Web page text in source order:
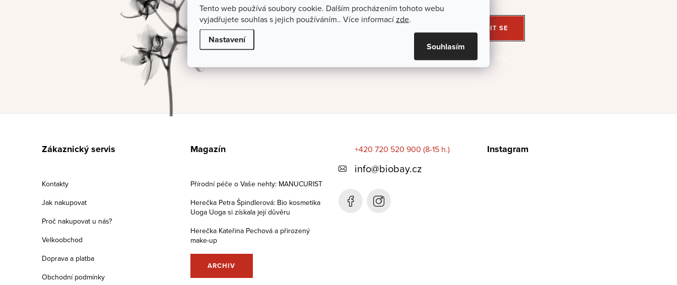
Tento web používá soubory cookie. Dalším procházením tohoto webu
vyjadřujete souhlas s jejich používáním.. Více informacízde.
Nastavení
Souhlasím
podmínkami ochrany osobních údajů
PŘIHLÁSIT SE
Zákaznický servis
Kontakty
Jak nakupovat
Proč nakupovat u nás?
Velkoobchod
Doprava a platba
Obchodní podmínky
Magazín
Přírodní péče o Vaše nehty: MANUCURIST
Herečka Petra Špindlerová: Bio kosmetika
Uoga Uoga si získala její důvěru
Herečka Kateřina Pechová a přirozený
make-up
ARCHIV
+420 720 520 900 (8-15 h.)
info@biobay.cz
Instagram